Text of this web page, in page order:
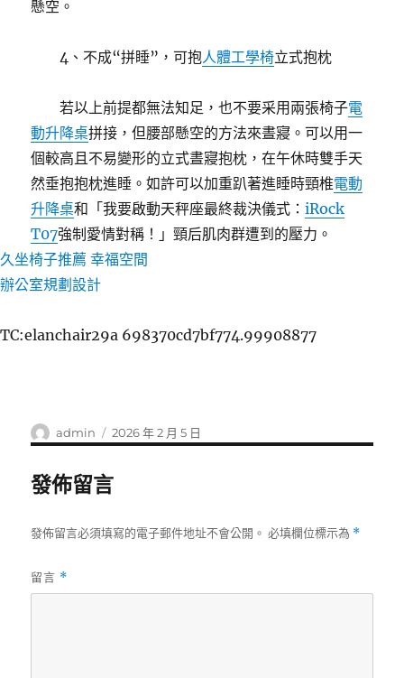
懸空。
4、不成“拼睡”，可抱人體工學椅立式抱枕
若以上前提都無法知足，也不要采用兩張椅子電
動升降桌拼接，但腰部懸空的方法來晝寢。可以用一
個較高且不易變形的立式晝寢抱枕，在午休時雙手天
然垂抱抱枕進睡。如許可以加重趴著進睡時頸椎電動
升降桌和「我要啟動天秤座最終裁決儀式：iRock
T07強制愛情對稱！」頸后肌肉群遭到的壓力。
久坐椅子推薦 幸福空間
辦公室規劃設計
TC:elanchair29a 698370cd7bf774.99908877
作
者
admin
發
佈
2026 年 2 月 5 日
發佈留言
發佈留言必須填寫的電子郵件地址不會公開。 必填欄位標示為 *
留言 *